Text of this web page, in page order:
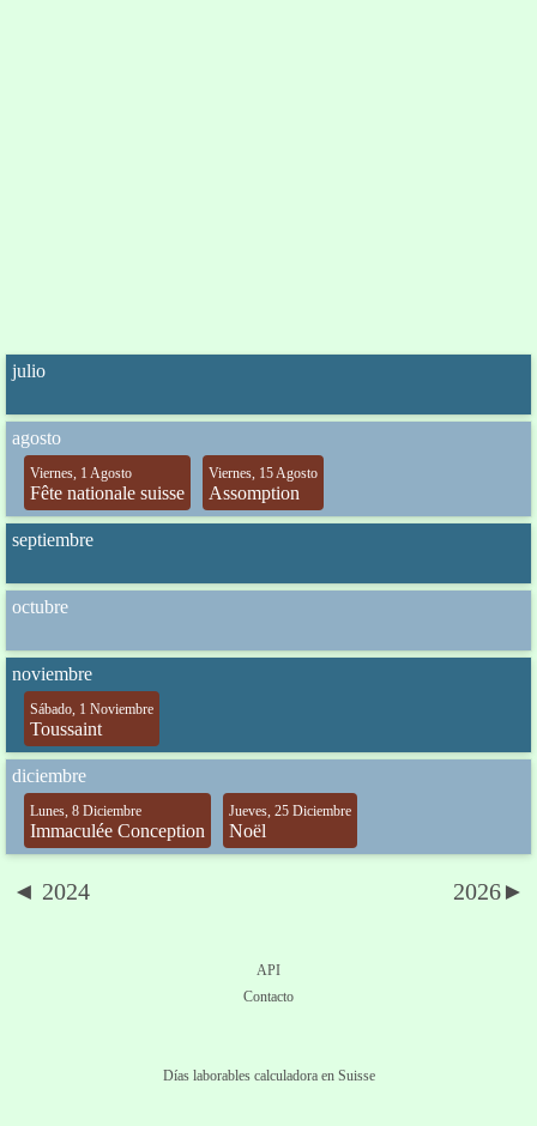
julio
agosto
Viernes, 1 Agosto
Fête nationale suisse
Viernes, 15 Agosto
Assomption
septiembre
octubre
noviembre
Sábado, 1 Noviembre
Toussaint
diciembre
Lunes, 8 Diciembre
Immaculée Conception
Jueves, 25 Diciembre
Noël
◄ 2024 2026►
API
Contacto
Días laborables calculadora en Suisse